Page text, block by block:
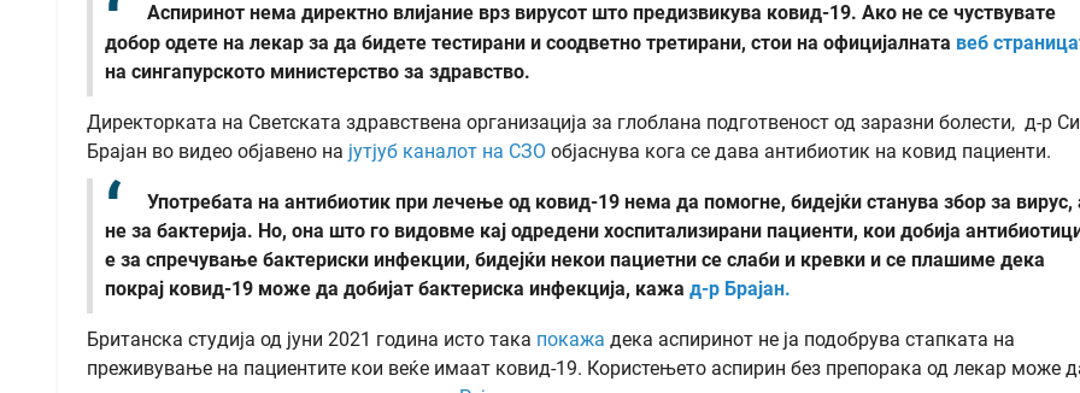
Аспиринот нема директно влијание врз вирусот што предизвикува ковид-19. Ако не се чуствувате
добор одете на лекар за да бидете тестирани и соодветно третирани, стои на официјалната веб
на сингапурското министерство за здравство.
Директорката на Светската здравствена организација за глоблана подготвеност од заразни болести, д-р
Брајан во видео објавено на јутјуб каналот на СЗО објаснува кога се дава антибиотик на ковид пациенти.
Употребата на антибиотик при лечење од ковид-19 нема да помогне, бидејќи станува збор за вирус,
не за бактерија. Но, она што го видовме кај одредени хоспитализирани пациенти, кои добија
е за спречување бактериски инфекции, бидејќи некои пациетни се слаби и кревки и се плашиме дека
покрај ковид-19 може да добијат бактериска инфекција, кажа д-р Брајан.
Британска студија од јуни 2021 година исто така покажа дека аспиринот не ја подобрува стапката на
преживување на пациентите кои веќе имаат ковид-19. Користењето аспирин без препорака од лекар може